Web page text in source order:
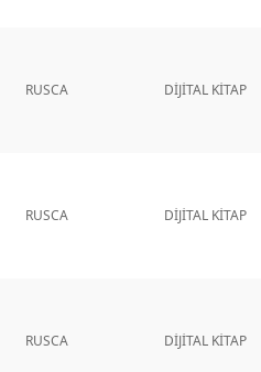
RUSCA DİJİTAL KİTAP
RUSCA DİJİTAL KİTAP
RUSCA DİJİTAL KİTAP